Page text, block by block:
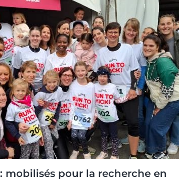
mobilisés pour la recherche en